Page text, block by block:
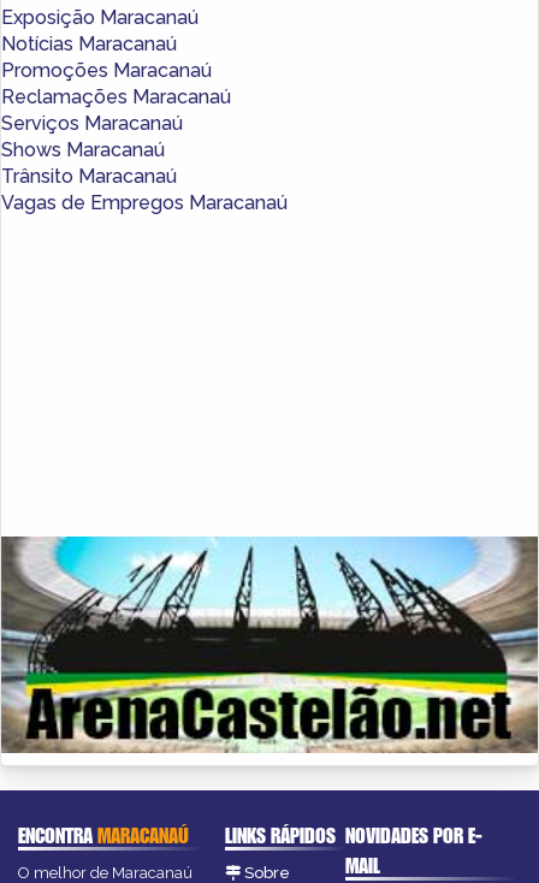
Exposição Maracanaú
Notícias Maracanaú
Promoções Maracanaú
Reclamações Maracanaú
Serviços Maracanaú
Shows Maracanaú
Trânsito Maracanaú
Vagas de Empregos Maracanaú
ENCONTRAMARACANAÚ
O melhor de Maracanaú
LINKS RÁPIDOS
Sobre
NOVIDADES POR E-
MAIL